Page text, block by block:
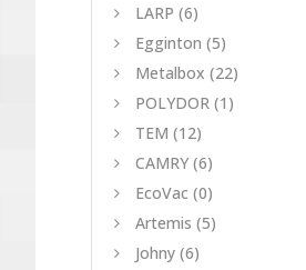
LARP (6)
Egginton (5)
Metalbox (22)
POLYDOR (1)
TEM (12)
CAMRY (6)
EcoVac (0)
Artemis (5)
Johny (6)